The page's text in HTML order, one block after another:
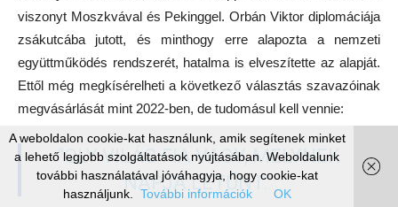
viszonyt Moszkvával és Pekinggel. Orbán Viktor diplomáciája
zsákutcába jutott, és minthogy erre alapozta a nemzeti
együttműködés rendszerét, hatalma is elveszítette az alapját.
Ettől még megkísérelheti a következő választás szavazóinak
megvásárlását mint 2022-ben, de tudomásul kell vennie:
“OLY VILÁG FIA VAGY, MELYNEK
NAPJA LETŰNT.”
A weboldalon cookie-kat használunk, amik segítenek minket
a lehető legjobb szolgáltatások nyújtásában. Weboldalunk
további használatával jóváhagyja, hogy cookie-kat
használjunk.
További információk OK